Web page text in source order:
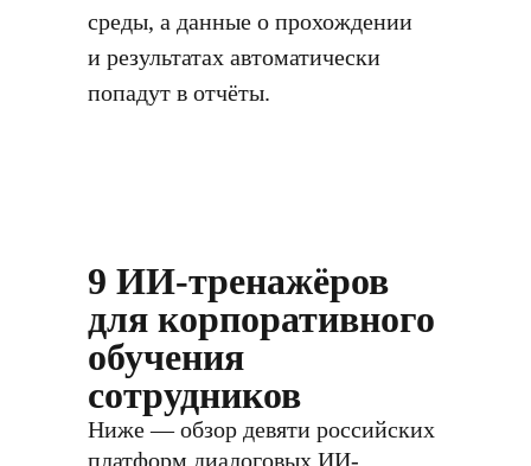
среды, а данные о прохождении
и результатах автоматически
попадут в отчёты.
9 ИИ-тренажёров
для корпоративного
обучения
сотрудников
Ниже — обзор девяти российских
платформ диалоговых ИИ-